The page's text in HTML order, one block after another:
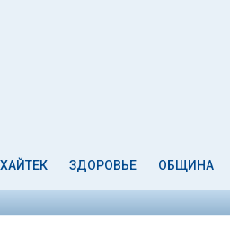
ЗДОРОВЬЕ ОБЩИНА